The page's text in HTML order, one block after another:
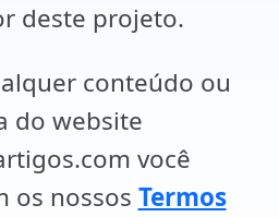
deste projeto.
conteúdo ou
do website
você
os nossos Termos